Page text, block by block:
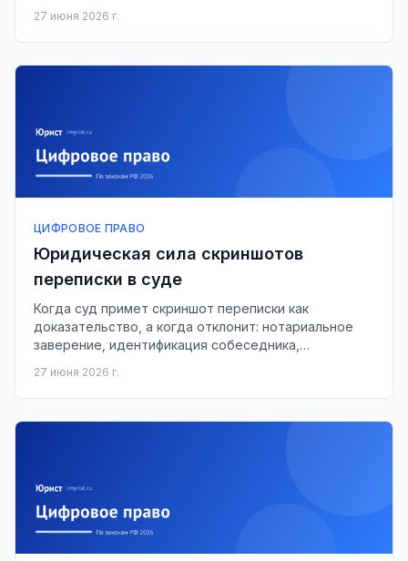
27 июня 2026 г.
ЦИФРОВОЕ ПРАВО
Юридическая сила скриншотов
переписки в суде
Когда суд примет скриншот переписки как
доказательство, а когда отклонит: нотариальное
заверение, идентификация собеседника,
27 июня 2026 г.